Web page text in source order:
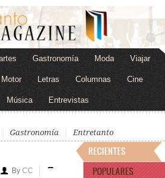
Gastronomía Moda Viajar
Letras Columnas Cine
Música Entrevistas
Gastronomía Entretanto
By CC
RECIENTES
POPULARES